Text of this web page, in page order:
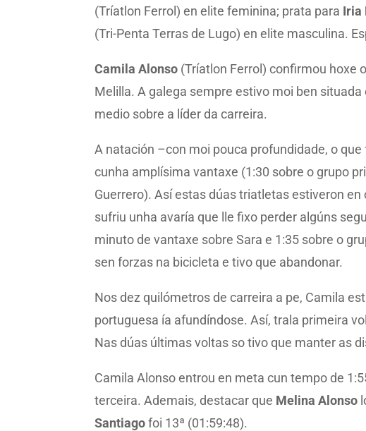
(Tríatlon Ferrol) en elite feminina; prata para Iria
(Tri-Penta Terras de Lugo) en elite masculina.
Camila Alonso (Tríatlon Ferrol) confirmou hoxe
Melilla. A galega sempre estivo moi ben
medio sobre a líder da carreira.
A natación –con moi pouca profundidade, o
cunha amplísima vantaxe (1:30 sobre o grupo
Guerrero). Así estas dúas triatletas estiveron
sufriu unha avaría que lle fixo perder algúns
minuto de vantaxe sobre Sara e 1:35 sobre o
sen forzas na bicicleta e tivo que abandonar.
Nos dez quilómetros de carreira a pe, Camila
portuguesa ía afundíndose. Así, trala primeira
Nas dúas últimas voltas so tivo que manter as
Camila Alonso entrou en meta cun tempo de
terceira. Ademais, destacar que Melina Alonso
Santiagofoi 13ª (01:59:48).